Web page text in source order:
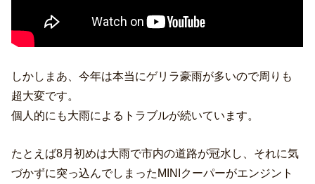
しかしまあ、今年は本当にゲリラ豪雨が多いので周りも
超大変です。
個人的にも大雨によるトラブルが続いています。
たとえば8月初めは大雨で市内の道路が冠水し、それに気
づかずに突っ込んでしまったMINIクーパーがエンジント